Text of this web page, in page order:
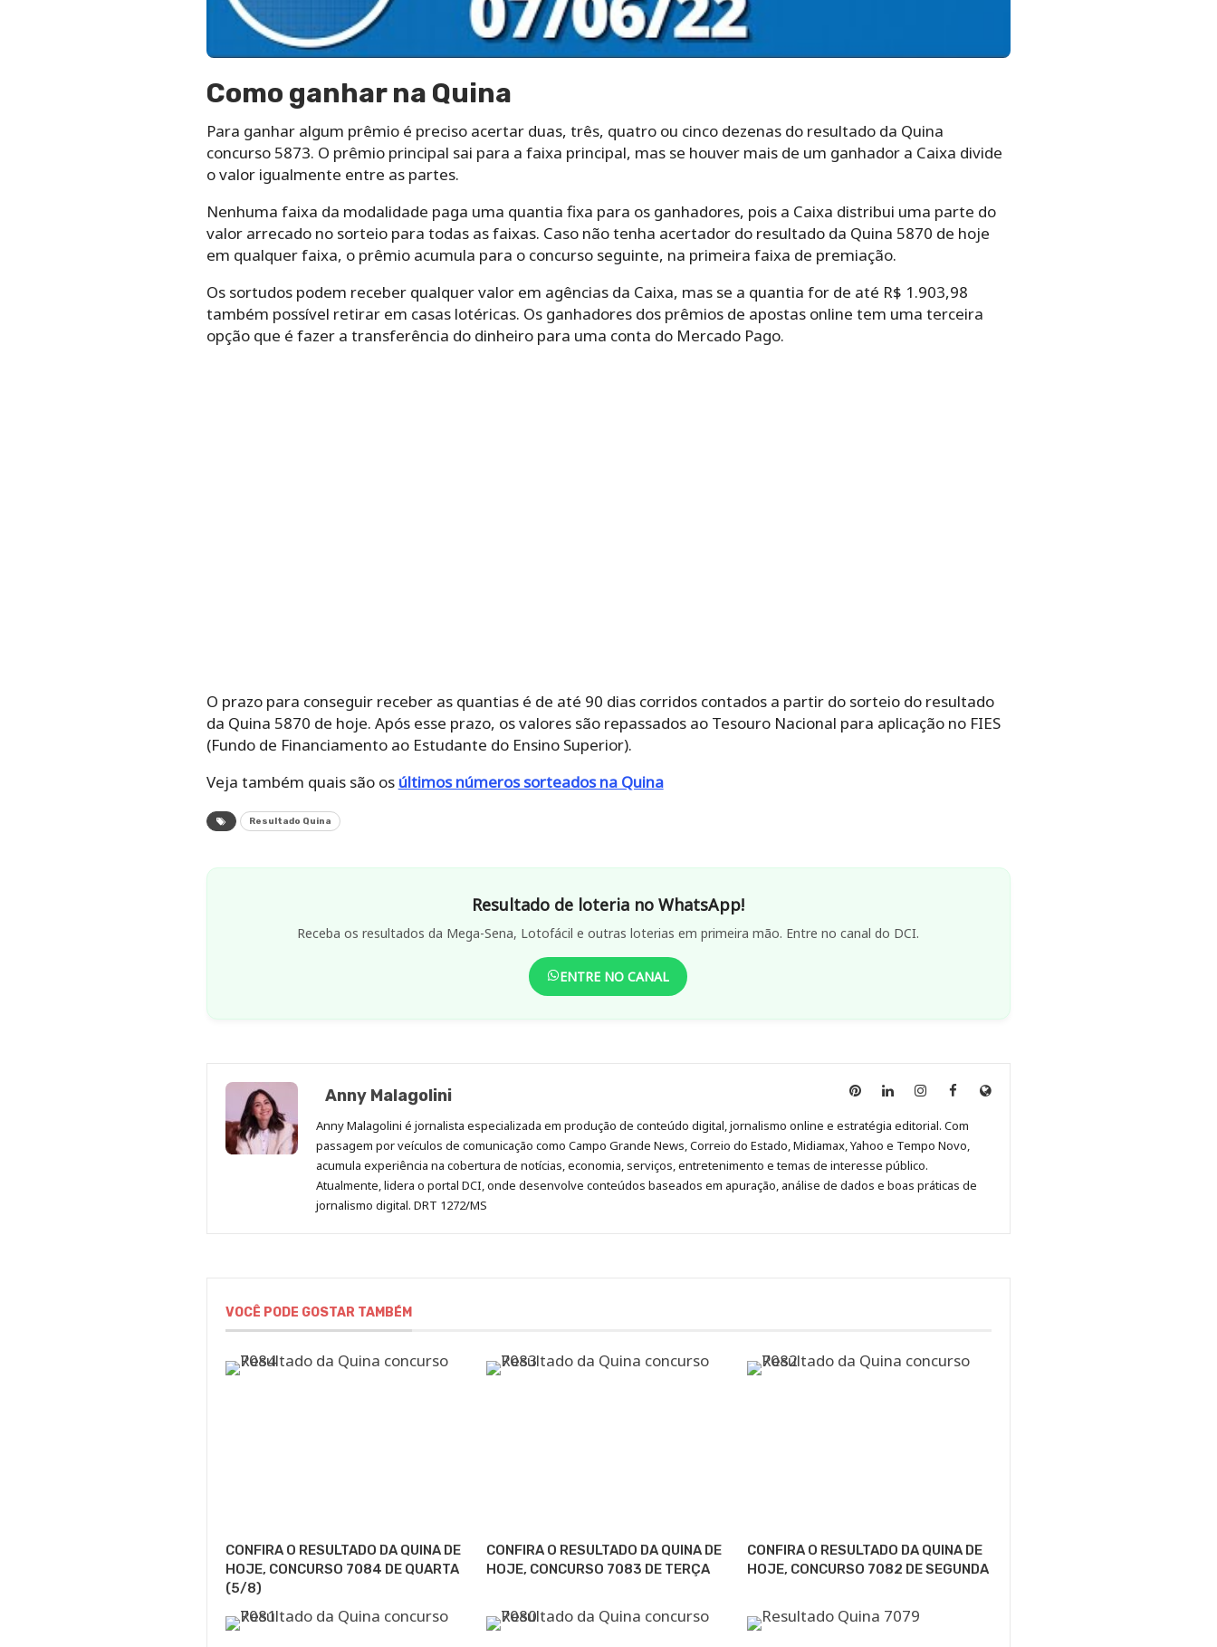
Como ganhar na Quina
Para ganhar algum prêmio é preciso acertar duas, três, quatro ou cinco dezenas do resultado da Quina
concurso 5873. O prêmio principal sai para a faixa principal, mas se houver mais de um ganhador a Caixa divide
o valor igualmente entre as partes.
Nenhuma faixa da modalidade paga uma quantia fixa para os ganhadores, pois a Caixa distribui uma parte do
valor arrecado no sorteio para todas as faixas. Caso não tenha acertador do resultado da Quina 5870 de hoje
em qualquer faixa, o prêmio acumula para o concurso seguinte, na primeira faixa de premiação.
Os sortudos podem receber qualquer valor em agências da Caixa, mas se a quantia for de até R$ 1.903,98
também possível retirar em casas lotéricas. Os ganhadores dos prêmios de apostas online tem uma terceira
opção que é fazer a transferência do dinheiro para uma conta do Mercado Pago.
O prazo para conseguir receber as quantias é de até 90 dias corridos contados a partir do sorteio do resultado
da Quina 5870 de hoje. Após esse prazo, os valores são repassados ao Tesouro Nacional para aplicação no FIES
(Fundo de Financiamento ao Estudante do Ensino Superior).
Veja também quais são os últimos números sorteados na Quina
Resultado Quina
Resultado de loteria no WhatsApp!
Receba os resultados da Mega-Sena, Lotofácil e outras loterias em primeira mão. Entre no canal do DCI.
ENTRE NO CANAL
Anny Malagolini
Anny
no
Pinterest
Anny
no
LinkedIn
Anny
no
Instagram
Anny
no
Facebook
Site
Anny Malagolini é jornalista especializada em produção de conteúdo digital, jornalismo online e estratégia editorial. Com
passagem por veículos de comunicação como Campo Grande News, Correio do Estado, Midiamax, Yahoo e Tempo Novo,
acumula experiência na cobertura de notícias, economia, serviços, entretenimento e temas de interesse público.
Atualmente, lidera o portal DCI, onde desenvolve conteúdos baseados em apuração, análise de dados e boas práticas de
jornalismo digital. DRT 1272/MS
VOCÊ PODE GOSTAR TAMBÉM
CONFIRA O RESULTADO DA QUINA DE
HOJE, CONCURSO 7084 DE QUARTA
(5/8)
CONFIRA O RESULTADO DA QUINA DE
HOJE, CONCURSO 7083 DE TERÇA
CONFIRA O RESULTADO DA QUINA DE
HOJE, CONCURSO 7082 DE SEGUNDA